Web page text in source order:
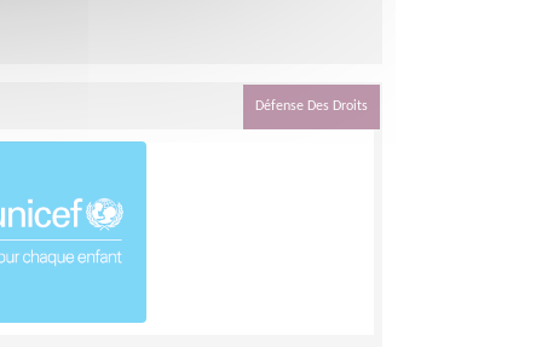
Défense Des Droits